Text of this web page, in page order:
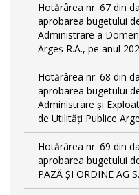
Hotărârea nr. 67 din
aprobarea bugetului
Administrare a
Argeș R.A., pe anul
Hotărârea nr. 68 din
aprobarea bugetului
Administrare și
de Utilități Publice
Hotărârea nr. 69 din
aprobarea bugetului
PAZĂ ȘI ORDINE AG